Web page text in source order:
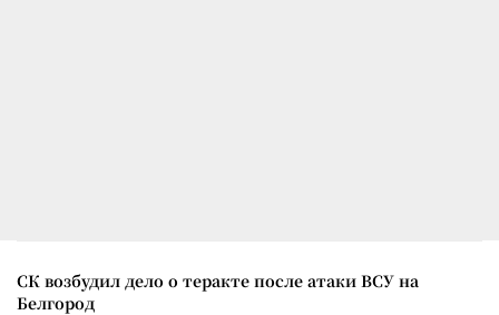
СК возбудил дело о теракте после атаки ВСУ на
Белгород